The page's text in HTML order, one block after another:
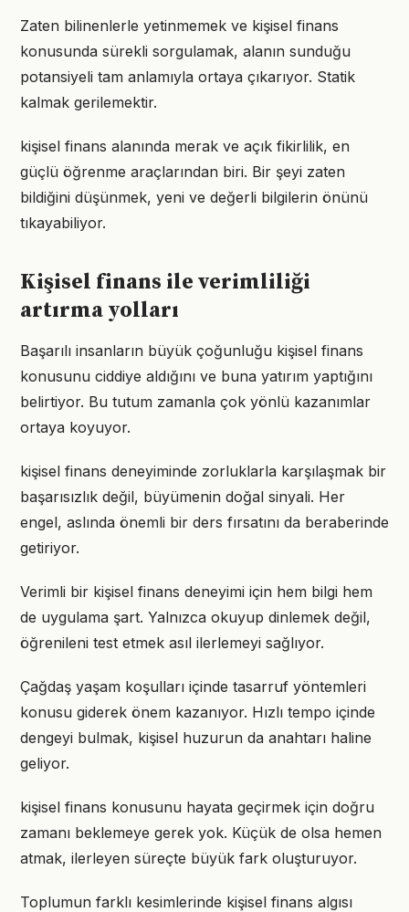
Zaten bilinenlerle yetinmemek ve kişisel finans
konusunda sürekli sorgulamak, alanın sunduğu
potansiyeli tam anlamıyla ortaya çıkarıyor. Statik
kalmak gerilemektir.
kişisel finans alanında merak ve açık fikirlilik, en
güçlü öğrenme araçlarından biri. Bir şeyi zaten
bildiğini düşünmek, yeni ve değerli bilgilerin önünü
tıkayabiliyor.
Kişisel finans ile verimliliği
artırma yolları
Başarılı insanların büyük çoğunluğu kişisel finans
konusunu ciddiye aldığını ve buna yatırım yaptığını
belirtiyor. Bu tutum zamanla çok yönlü kazanımlar
ortaya koyuyor.
kişisel finans deneyiminde zorluklarla karşılaşmak bir
başarısızlık değil, büyümenin doğal sinyali. Her
engel, aslında önemli bir ders fırsatını da beraberinde
getiriyor.
Verimli bir kişisel finans deneyimi için hem bilgi hem
de uygulama şart. Yalnızca okuyup dinlemek değil,
öğrenileni test etmek asıl ilerlemeyi sağlıyor.
Çağdaş yaşam koşulları içinde tasarruf yöntemleri
konusu giderek önem kazanıyor. Hızlı tempo içinde
dengeyi bulmak, kişisel huzurun da anahtarı haline
geliyor.
kişisel finans konusunu hayata geçirmek için doğru
zamanı beklemeye gerek yok. Küçük de olsa hemen
atmak, ilerleyen süreçte büyük fark oluşturuyor.
Toplumun farklı kesimlerinde kişisel finans algısı